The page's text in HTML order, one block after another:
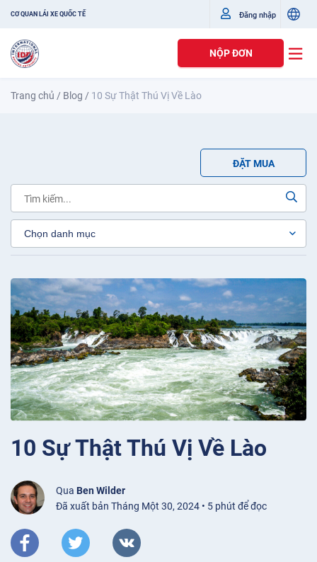
CƠ QUAN LÁI XE QUỐC TẾ Đăng nhập
NỘP ĐƠN
Trang chủ / Blog / 10 Sự Thật Thú Vị Về Lào
ĐẶT MUA
10 Sự Thật Thú Vị Về Lào
Qua Ben Wilder
Đã xuất bản Tháng Một 30, 2024 • 5 phút để đọc